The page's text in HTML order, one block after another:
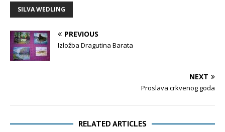
SILVA WEDLING
PREVIOUS
Izložba Dragutina Barata
NEXT
Proslava crkvenog goda
RELATED ARTICLES